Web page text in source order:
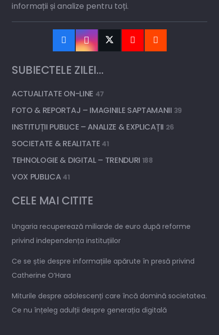
informații și analize pentru toți.
SUBIECTELE ZILEI…
ACTUALITATE ON-LINE 47
FOTO & REPORTAJ – IMAGINILE SAPTAMANII 39
INSTITUȚII PUBLICE – ANALIZE & EXPLICAȚII 26
SOCIETATE & REALITATE 41
TEHNOLOGIE & DIGITAL – TRENDURI 188
VOX PUBLICA 41
CELE MAI CITITE
Ungaria recuperează miliarde de euro după reforme
privind independența instituțiilor
Ce se știe despre informațiile apărute în presă privind
Catherine O’Hara
Miturile despre adolescenți care încă domină societatea.
Ce nu înțeleg adulții despre generația digitală